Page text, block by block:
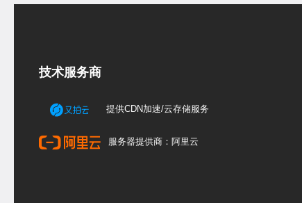
技术服务商
提供CDN加速/云存储服务
服务器提供商：阿里云